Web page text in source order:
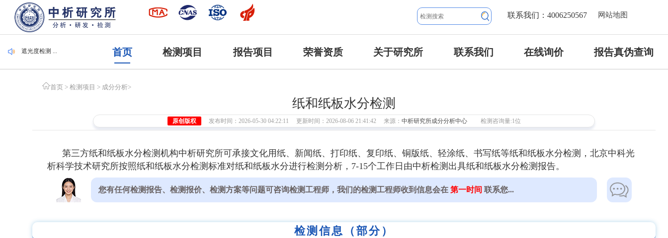
网站地图
联系我们：4006250567
毛刷检测 ...
集装袋检测 ...
潜水服检测 ...
毛刷检测 ...
首页 检测项目 报告项目 荣誉资质 关于研究所 联系我们 在线询价 报告真伪查询
首页 > 检测项目 > 成分分析>
纸和纸板水分检测
原创版权 发布时间：2026-05-30 04:22:11 更新时间：2026-08-06 21:41:42 来源： 中析研究所成分分析中心 检测咨询量:1位
第三方纸和纸板水分检测机构中析研究所可承接文化用纸、新闻纸、打印纸、复印纸、铜版纸、轻涂纸、书写纸等纸和纸板水分检测，北京中科光
析科学技术研究所按照纸和纸板水分检测标准对纸和纸板水分进行检测分析，7-15个工作日由中析检测出具纸和纸板水分检测报告。
您有任何检测报告、检测报价、检测方案等问题可咨询检测工程师，我们的检测工程师收到信息会在第一时间 联系您...
检测信息（部分）